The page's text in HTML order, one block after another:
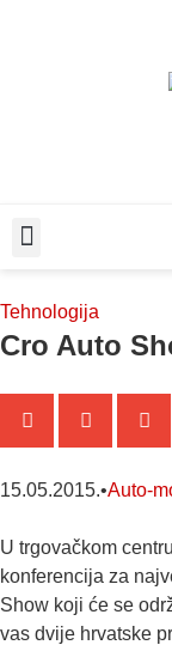
Tehnologija
Cro Auto
15.05.2015.•Auto-
U trgovačkom
konferencija za
Show koji će se
vas dvije hrvatske